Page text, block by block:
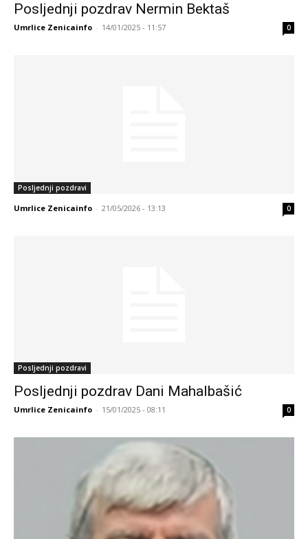
Posljednji pozdrav Nermin Bektaš
Umrlice Zenicainfo - 14/01/2025 - 11:57 0
Posljednji pozdravi
Umrlice Zenicainfo - 21/05/2026 - 13:13 0
Posljednji pozdravi
Posljednji pozdrav Dani Mahalbašić
Umrlice Zenicainfo - 15/01/2025 - 08:11 0